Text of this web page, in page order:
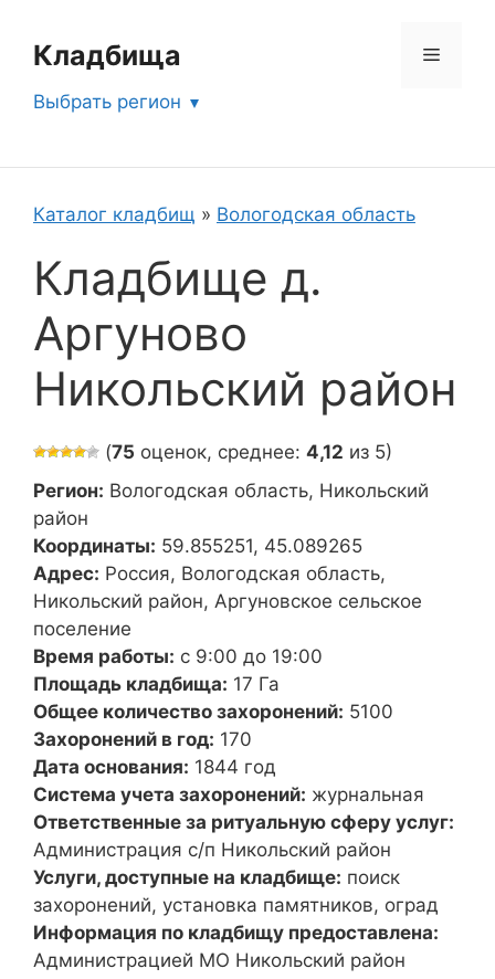
содержимому
Кладбища Меню
Выбрать регион
Каталог кладбищ » Вологодская область
Кладбище д.
Аргуново
Никольский район
(75 оценок, среднее: 4,12 из 5)
Регион: Вологодская область, Никольский
район
Координаты: 59.855251, 45.089265
Адрес: Россия, Вологодская область,
Никольский район, Аргуновское сельское
поселение
Время работы: с 9:00 до 19:00
Площадь кладбища: 17 Га
Общее количество захоронений: 5100
Захоронений в год: 170
Дата основания: 1844 год
Система учета захоронений: журнальная
Ответственные за ритуальную сферу услуг:
Администрация с/п Никольский район
Услуги, доступные на кладбище: поиск
захоронений, установка памятников, оград
Информация по кладбищу предоставлена:
Администрацией МО Никольский район